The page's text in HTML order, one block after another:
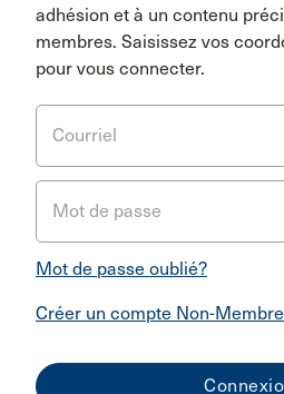
adhésion et à un contenu
membres. Saisissez vos
pour vous connecter.
Courriel
Mot de passe
Mot de passe oublié?
Créer un compte Non-Membre